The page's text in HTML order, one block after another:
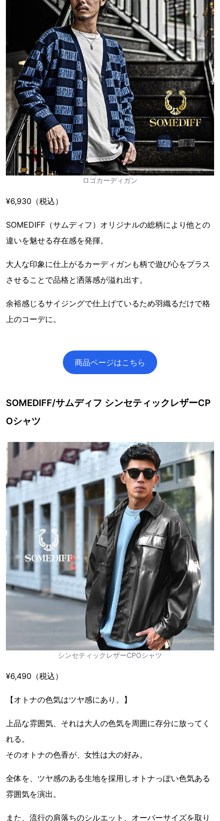
ロゴカーディガン
¥6,930（税込）
SOMEDIFF（サムディフ）オリジナルの総柄により他との
違いを魅せる存在感を発揮。
大人な印象に仕上がるカーディガンも柄で遊び心をプラス
させることで品格と洒落感が溢れ出す。
余裕感じるサイジングで仕上げているため羽織るだけで格
上のコーデに。
商品ページはこちら
SOMEDIFF/サムディフ シンセティックレザーCP
Oシャツ
シンセティックレザーCPOシャツ
¥6,490（税込）
【オトナの色気はツヤ感にあり。】
上品な雰囲気、それは大人の色気を周囲に存分に放ってく
れる。
そのオトナの色香が、女性は大の好み。
全体を、ツヤ感のある生地を採用しオトナっぽい色気ある
雰囲気を演出。
また、流行の肩落ちのシルエット、オーバーサイズを取り